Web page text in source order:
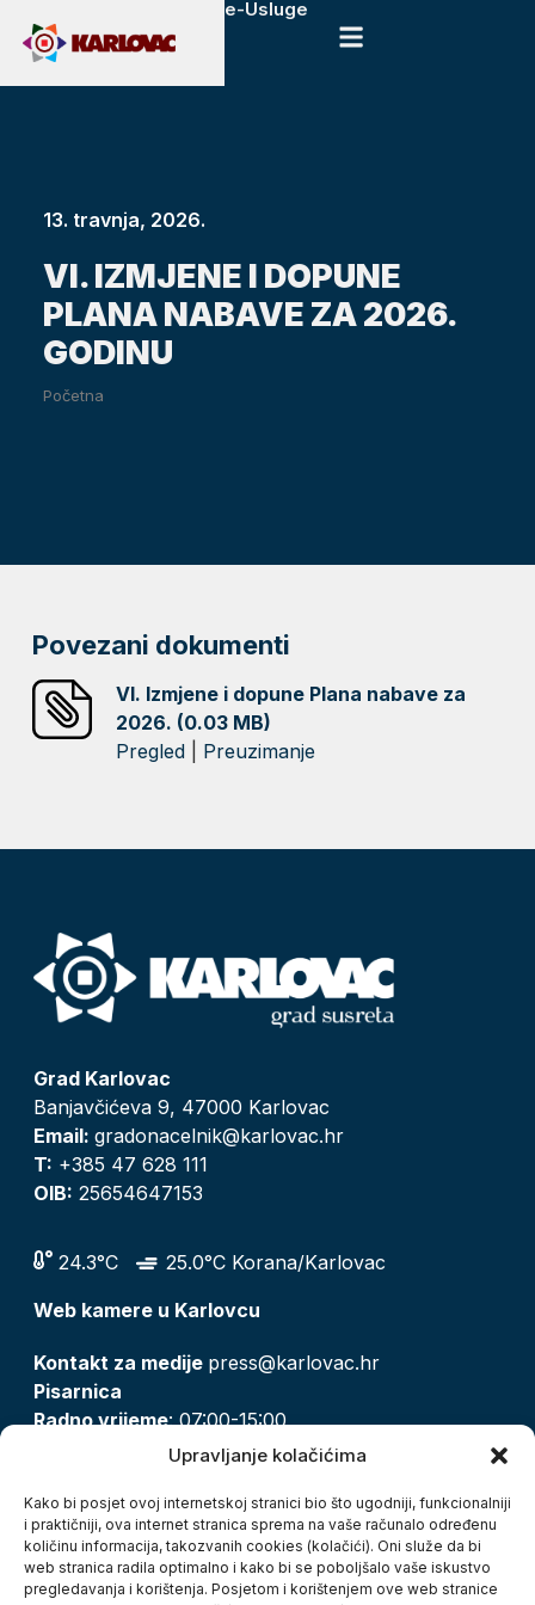
Upravljanje kolačićima
Kako bi posjet ovoj internetskoj stranici bio što ugodniji, funkcionalniji
i praktičniji, ova internet stranica sprema na vaše računalo određenu
količinu informacija, takozvanih cookies (kolačići). Oni služe da bi
web stranica radila optimalno i kako bi se poboljšalo vaše iskustvo
pregledavanja i korištenja. Posjetom i korištenjem ove web stranice
e-Usluge
13. travnja, 2026.
VI. IZMJENE I DOPUNE
PLANA NABAVE ZA 2026.
GODINU
Početna
Povezani dokumenti
VI. Izmjene i dopune Plana nabave za
2026. (0.03 MB)
Pregled
Preuzimanje
Grad Karlovac
Banjavčićeva 9, 47000 Karlovac
Email: gradonacelnik@karlovac.hr
T: +385 47 628 111
OIB: 25654647153
24.3°C
25.0°C Korana/Karlovac
Web kamere u Karlovcu
Kontakt za medije press@karlovac.hr
Pisarnica
Radno vrijeme: 07:00-15:00
pisarnica@karlovac.hr
Zaštita osobnih podataka
Pristup informacijama